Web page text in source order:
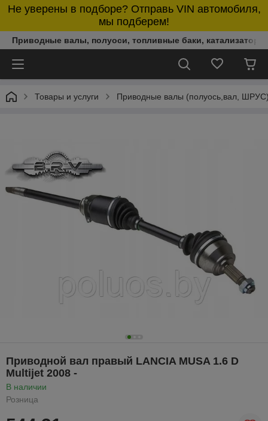
Не уверены в подборе? Отправь VIN автомобиля,
мы подберем!
Приводные валы, полуоси, топливные баки,
Товары и услуги Приводные валы (полуось,вал,
Приводной вал правый LANCIA MUSA 1.6 D
Multijet 2008 -
В наличии
Розница